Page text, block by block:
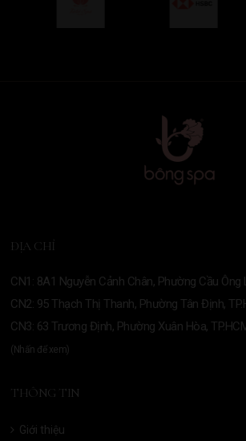
ĐỊA CHỈ
CN1: 8A1 Nguyễn Cảnh Chân, Phường Cầu Ông
CN2: 95 Thạch Thị Thanh, Phường Tân Định,
CN3: 63 Trương Định, Phường Xuân Hòa,
(Nhấn để xem)
THÔNG TIN
Giới thiệu